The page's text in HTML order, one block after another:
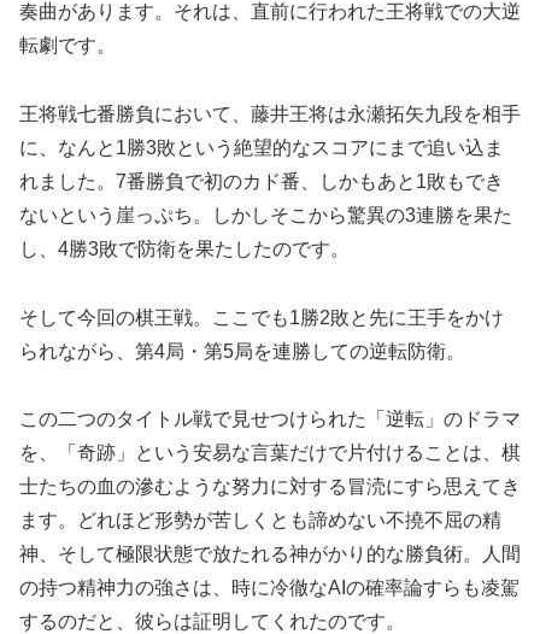
奏曲があります。それは、直前に行われた王将戦での大逆
転劇です。
王将戦七番勝負において、藤井王将は永瀬拓矢九段を相手
に、なんと1勝3敗という絶望的なスコアにまで追い込ま
れました。7番勝負で初のカド番、しかもあと1敗もでき
ないという崖っぷち。しかしそこから驚異の3連勝を果た
し、4勝3敗で防衛を果たしたのです。
そして今回の棋王戦。ここでも1勝2敗と先に王手をかけ
られながら、第4局・第5局を連勝しての逆転防衛。
この二つのタイトル戦で見せつけられた「逆転」のドラマ
を、「奇跡」という安易な言葉だけで片付けることは、棋
士たちの血の滲むような努力に対する冒涜にすら思えてき
ます。どれほど形勢が苦しくとも諦めない不撓不屈の精
神、そして極限状態で放たれる神がかり的な勝負術。人間
の持つ精神力の強さは、時に冷徹なAIの確率論すらも凌駕
するのだと、彼らは証明してくれたのです。